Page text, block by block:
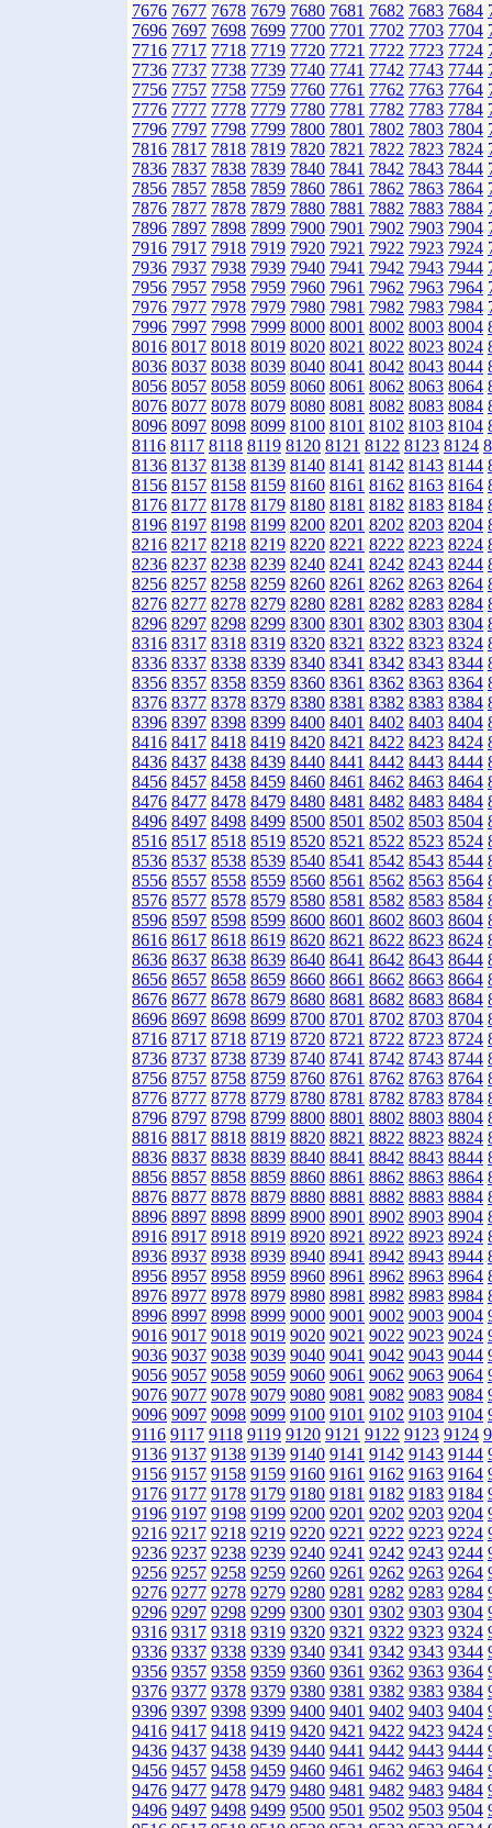
7676 7677 7678 7679 7680 7681 7682 7683 7684
7696 7697 7698 7699 7700 7701 7702 7703 7704
7716 7717 7718 7719 7720 7721 7722 7723 7724
7736 7737 7738 7739 7740 7741 7742 7743 7744
7756 7757 7758 7759 7760 7761 7762 7763 7764
7776 7777 7778 7779 7780 7781 7782 7783 7784
7796 7797 7798 7799 7800 7801 7802 7803 7804
7816 7817 7818 7819 7820 7821 7822 7823 7824
7836 7837 7838 7839 7840 7841 7842 7843 7844
7856 7857 7858 7859 7860 7861 7862 7863 7864
7876 7877 7878 7879 7880 7881 7882 7883 7884
7896 7897 7898 7899 7900 7901 7902 7903 7904
7916 7917 7918 7919 7920 7921 7922 7923 7924
7936 7937 7938 7939 7940 7941 7942 7943 7944
7956 7957 7958 7959 7960 7961 7962 7963 7964
7976 7977 7978 7979 7980 7981 7982 7983 7984
7996 7997 7998 7999 8000 8001 8002 8003 8004
8016 8017 8018 8019 8020 8021 8022 8023 8024
8036 8037 8038 8039 8040 8041 8042 8043 8044
8056 8057 8058 8059 8060 8061 8062 8063 8064
8076 8077 8078 8079 8080 8081 8082 8083 8084
8096 8097 8098 8099 8100 8101 8102 8103 8104
8116 8117 8118 8119 8120 8121 8122 8123 8124
8136 8137 8138 8139 8140 8141 8142 8143 8144
8156 8157 8158 8159 8160 8161 8162 8163 8164
8176 8177 8178 8179 8180 8181 8182 8183 8184
8196 8197 8198 8199 8200 8201 8202 8203 8204
8216 8217 8218 8219 8220 8221 8222 8223 8224
8236 8237 8238 8239 8240 8241 8242 8243 8244
8256 8257 8258 8259 8260 8261 8262 8263 8264
8276 8277 8278 8279 8280 8281 8282 8283 8284
8296 8297 8298 8299 8300 8301 8302 8303 8304
8316 8317 8318 8319 8320 8321 8322 8323 8324
8336 8337 8338 8339 8340 8341 8342 8343 8344
8356 8357 8358 8359 8360 8361 8362 8363 8364
8376 8377 8378 8379 8380 8381 8382 8383 8384
8396 8397 8398 8399 8400 8401 8402 8403 8404
8416 8417 8418 8419 8420 8421 8422 8423 8424
8436 8437 8438 8439 8440 8441 8442 8443 8444
8456 8457 8458 8459 8460 8461 8462 8463 8464
8476 8477 8478 8479 8480 8481 8482 8483 8484
8496 8497 8498 8499 8500 8501 8502 8503 8504
8516 8517 8518 8519 8520 8521 8522 8523 8524
8536 8537 8538 8539 8540 8541 8542 8543 8544
8556 8557 8558 8559 8560 8561 8562 8563 8564
8576 8577 8578 8579 8580 8581 8582 8583 8584
8596 8597 8598 8599 8600 8601 8602 8603 8604
8616 8617 8618 8619 8620 8621 8622 8623 8624
8636 8637 8638 8639 8640 8641 8642 8643 8644
8656 8657 8658 8659 8660 8661 8662 8663 8664
8676 8677 8678 8679 8680 8681 8682 8683 8684
8696 8697 8698 8699 8700 8701 8702 8703 8704
8716 8717 8718 8719 8720 8721 8722 8723 8724
8736 8737 8738 8739 8740 8741 8742 8743 8744
8756 8757 8758 8759 8760 8761 8762 8763 8764
8776 8777 8778 8779 8780 8781 8782 8783 8784
8796 8797 8798 8799 8800 8801 8802 8803 8804
8816 8817 8818 8819 8820 8821 8822 8823 8824
8836 8837 8838 8839 8840 8841 8842 8843 8844
8856 8857 8858 8859 8860 8861 8862 8863 8864
8876 8877 8878 8879 8880 8881 8882 8883 8884
8896 8897 8898 8899 8900 8901 8902 8903 8904
8916 8917 8918 8919 8920 8921 8922 8923 8924
8936 8937 8938 8939 8940 8941 8942 8943 8944
8956 8957 8958 8959 8960 8961 8962 8963 8964
8976 8977 8978 8979 8980 8981 8982 8983 8984
8996 8997 8998 8999 9000 9001 9002 9003 9004
9016 9017 9018 9019 9020 9021 9022 9023 9024
9036 9037 9038 9039 9040 9041 9042 9043 9044
9056 9057 9058 9059 9060 9061 9062 9063 9064
9076 9077 9078 9079 9080 9081 9082 9083 9084
9096 9097 9098 9099 9100 9101 9102 9103 9104
9116 9117 9118 9119 9120 9121 9122 9123 9124
9136 9137 9138 9139 9140 9141 9142 9143 9144
9156 9157 9158 9159 9160 9161 9162 9163 9164
9176 9177 9178 9179 9180 9181 9182 9183 9184
9196 9197 9198 9199 9200 9201 9202 9203 9204
9216 9217 9218 9219 9220 9221 9222 9223 9224
9236 9237 9238 9239 9240 9241 9242 9243 9244
9256 9257 9258 9259 9260 9261 9262 9263 9264
9276 9277 9278 9279 9280 9281 9282 9283 9284
9296 9297 9298 9299 9300 9301 9302 9303 9304
9316 9317 9318 9319 9320 9321 9322 9323 9324
9336 9337 9338 9339 9340 9341 9342 9343 9344
9356 9357 9358 9359 9360 9361 9362 9363 9364
9376 9377 9378 9379 9380 9381 9382 9383 9384
9396 9397 9398 9399 9400 9401 9402 9403 9404
9416 9417 9418 9419 9420 9421 9422 9423 9424
9436 9437 9438 9439 9440 9441 9442 9443 9444
9456 9457 9458 9459 9460 9461 9462 9463 9464
9476 9477 9478 9479 9480 9481 9482 9483 9484
9496 9497 9498 9499 9500 9501 9502 9503 9504